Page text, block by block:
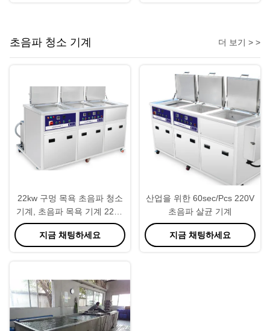
초음파 청소 기계 더 보기 > >
22kw 구멍 목욕 초음파 청소
기계, 초음파 목욕 기계 220V
50Hz 짧은 세척
지금 채팅하세요
산업을 위한 60sec/Pcs 220V
초음파 살균 기계
지금 채팅하세요